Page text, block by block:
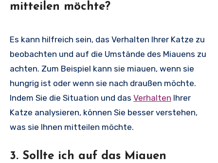
mitteilen möchte?
Es kann hilfreich sein, das Verhalten Ihrer Katze zu
beobachten und auf die Umstände des Miauens zu
achten. Zum Beispiel kann sie miauen, wenn sie
hungrig ist oder wenn sie nach draußen möchte.
Indem Sie die Situation und das Verhalten Ihrer
Katze analysieren, können Sie besser verstehen,
was sie Ihnen mitteilen möchte.
3. Sollte ich auf das Miauen